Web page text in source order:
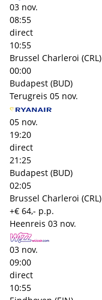
03 nov.
08:55
direct
10:55
Brussel Charleroi (CRL)
00:00
Budapest (BUD)
Terugreis 05 nov.
05 nov.
19:20
direct
21:25
Budapest (BUD)
02:05
Brussel Charleroi (CRL)
+€ 64,- p.p.
Heenreis 03 nov.
03 nov.
09:00
direct
10:55